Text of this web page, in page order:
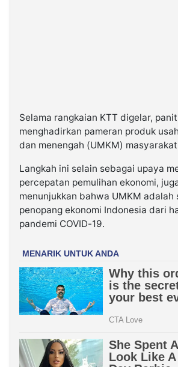
Selama rangkaian KTT digelar,
menghadirkan pameran produk
dan menengah (UMKM)
Langkah ini selain sebagai upaya
percepatan pemulihan ekonomi,
menunjukkan bahwa UMKM adalah
penopang ekonomi Indonesia dari
pandemi COVID-19.